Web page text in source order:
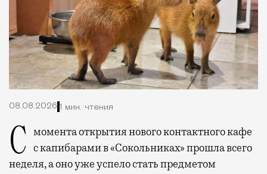
08.08.2026 1 мин. чтения
С момента открытия нового контактного кафе с капибарами в «Сокольниках» прошла всего
неделя, а оно уже успело стать предметом